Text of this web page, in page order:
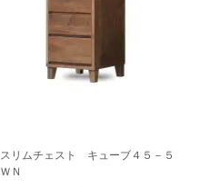
スリムチェスト キューブ４５－５
ＷＮ